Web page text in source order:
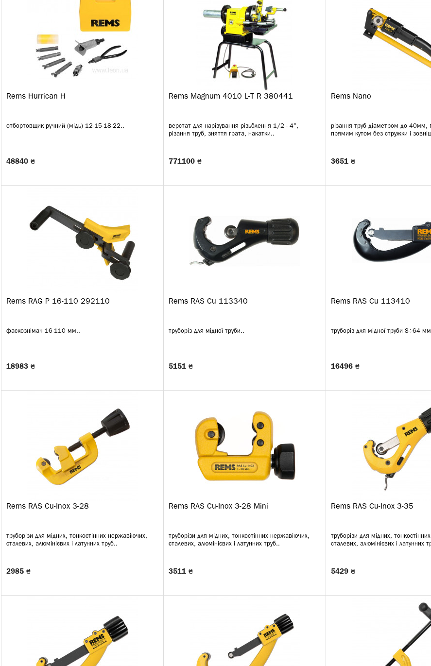
Rems Hurrican H
отбортовщик ручний (мідь) 12-15-18-22..
48840 ₴
Rems Magnum 4010 L-T R 380441
верстат для нарізування різьблення 1/2 - 4",
різання труб, зняття грата, накатки..
771100 ₴
Rems Nano
різання труб діаметром до 40мм,
прямим кутом без стружки і
3651 ₴
Rems RAG P 16-110 292110
фаскознімач 16-110 мм..
18983 ₴
Rems RAS Cu 113340
труборіз для мідної труби..
5151 ₴
Rems RAS Cu 113410
труборіз для мідної труби 8÷64
16496 ₴
Rems RAS Cu-Inox 3-28
труборізи для мідних, тонкостінних нержавіючих,
сталевих, алюмінієвих і латунних труб..
2985 ₴
Rems RAS Cu-Inox 3-28 Mini
труборізи для мідних, тонкостінних нержавіючих,
сталевих, алюмінієвих і латунних труб..
3511 ₴
Rems RAS Cu-Inox 3-35
труборізи для мідних,
сталевих, алюмінієвих і латунних
5429 ₴